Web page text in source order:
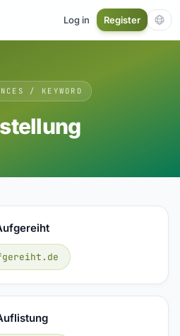
Log in Register
/ KEYWORD